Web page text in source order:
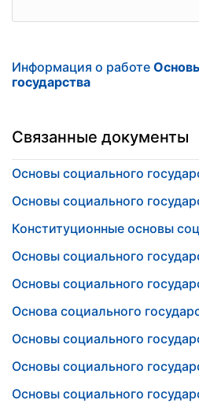
Информация о работе
государства
Связанные документы
Основы социального
Основы социального
Конституционные основы
Основы социального
Основы социального
Основа социального
Основы социального
Основы социального
Основы социального